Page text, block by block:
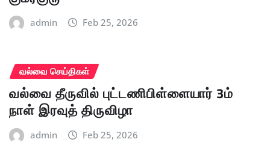
admin Feb 25, 2026
வல்வை செய்திகள்
வல்வை தீருவில் புட்டணிபிள்ளையார் 3ம்
நாள் இரவுத் திருவிழா
admin Feb 25, 2026